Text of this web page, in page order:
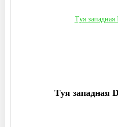
Tуя западная